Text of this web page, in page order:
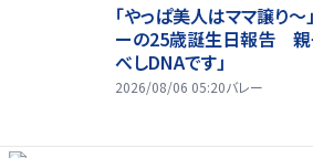
「やっぱ美人はママ譲り
ーの25歳誕生日報告 親
べしDNAです」
2026/08/06 05:20バレー